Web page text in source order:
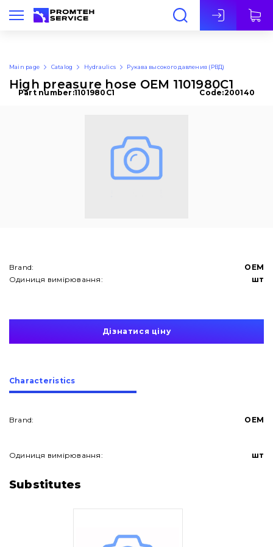
Eng
About Us
Main page Catalog Hydraulics Рукава высокого давления (РВД)
High preasure hose OEM 1101980C1
Part number:1101980C1 Code:200140
Brand:
OEM
Одиниця вимірювання:
шт
Дізнатися ціну
Сharacteristics
Brand: OEM
Одиниця вимірювання: шт
Substitutes